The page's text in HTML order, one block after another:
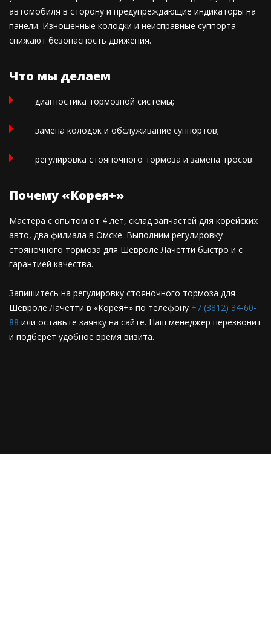
автомобиля в сторону и предупреждающие индикаторы на
панели. Изношенные колодки и неисправные суппорта
снижают безопасность движения.
Что мы делаем
диагностика тормозной системы;
замена колодок и обслуживание суппортов;
регулировка стояночного тормоза и замена тросов.
Почему «Корея+»
Мастера с опытом от 4 лет, склад запчастей для корейских
авто, два филиала в Омске. Выполним регулировку
стояночного тормоза для Шевроле Лачетти быстро и с
гарантией качества.
Запишитесь на регулировку стояночного тормоза для
Шевроле Лачетти в «Корея+» по телефону +7 (3812) 34-60-
88 или оставьте заявку на сайте. Наш менеджер перезвонит
и подберёт удобное время визита.